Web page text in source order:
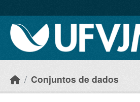
Conjuntos de dados